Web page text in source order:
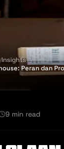
Insights
Peran dan
9 min read